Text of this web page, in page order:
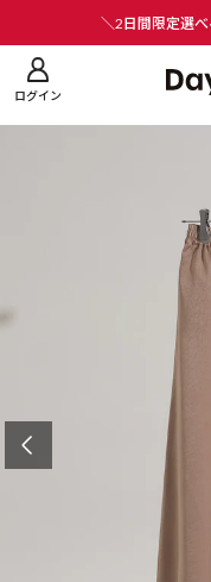
＼2日間限定選
ログイン